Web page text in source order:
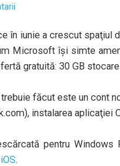
în iunie a crescut spaţiul
Microsoft îşi simte
gratuită: 30 GB
făcut este un cont
instalarea aplicaţiei
pentru Windows
iOS.